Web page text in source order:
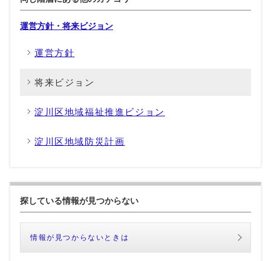
運営方針・将来ビジョン
運営方針
将来ビジョン
淀川区地域福祉推進ビジョン
淀川区地域防災計画
探している情報が見つからない
情報が見つからないときは